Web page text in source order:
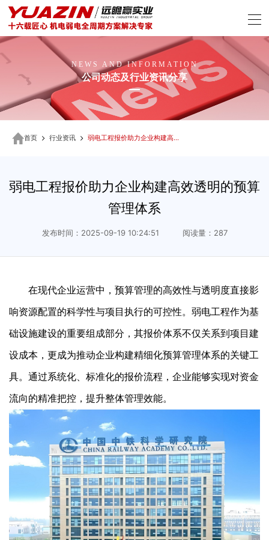
NEWS AND INFORMATION
公司动态及行业资讯分享
首页 行业资讯 弱电工程报价助力企业构建高效透明的预算管理体系
弱电工程报价助力企业构建高效透明的预算
管理体系
发布时间：2025-09-19 10:24:51 阅读量：287
在现代企业运营中，预算管理的高效性与透明度直接影
响资源配置的科学性与项目执行的可控性。弱电工程作为基
础设施建设的重要组成部分，其报价体系不仅关系到项目建
设成本，更成为推动企业构建精细化预算管理体系的关键工
具。通过系统化、标准化的报价流程，企业能够实现对资金
流向的精准把控，提升整体管理效能。